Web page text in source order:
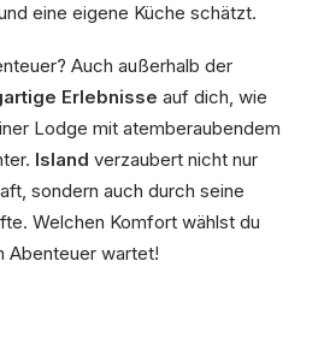
eine eigene Küche schätzt.
Auch außerhalb der
Erlebnisse auf dich, wie
Lodge mit atemberaubendem
Island verzaubert nicht nur
sondern auch durch seine
Welchen Komfort wählst du
Abenteuer wartet!